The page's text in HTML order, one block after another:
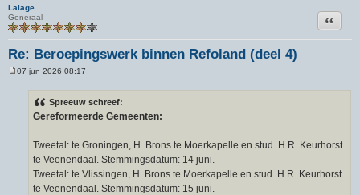
Lalage
Generaal
Re: Beroepingswerk binnen Refoland (deel 4)
Citeer
07 jun 2026 08:17
Spreeuw schreef:
Gereformeerde Gemeenten:
Tweetal: te Groningen, H. Brons te Moerkapelle en stud. H.R. Keurhorst
te Veenendaal. Stemmingsdatum: 14 juni.
Tweetal: te Vlissingen, H. Brons te Moerkapelle en stud. H.R. Keurhorst
te Veenendaal. Stemmingsdatum: 15 juni.